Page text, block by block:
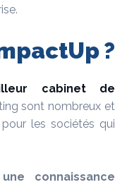
?
cabinet de
sont nombreux et
les sociétés qui
connaissance